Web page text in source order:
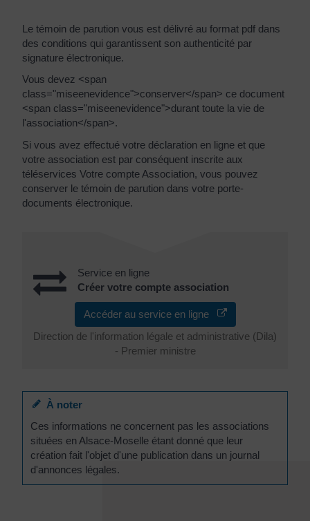
Le témoin de parution vous est délivré au format pdf dans
des conditions qui garantissent son authenticité par
signature électronique.
Vous devez <span
class="miseenevidence">conserver</span> ce document
<span class="miseenevidence">durant toute la vie de
l'association</span>.
Si vous avez effectué votre déclaration en ligne et que
votre association est par conséquent inscrite aux
téléservices Votre compte Association, vous pouvez
conserver le témoin de parution dans votre porte-
documents électronique.
Service en ligne
Créer votre compte association
Accéder au service en ligne
Direction de l'information légale et administrative (Dila)
- Premier ministre
À noter
Ces informations ne concernent pas les associations
situées en Alsace-Moselle étant donné que leur
création fait l'objet d'une publication dans un journal
d'annonces légales.